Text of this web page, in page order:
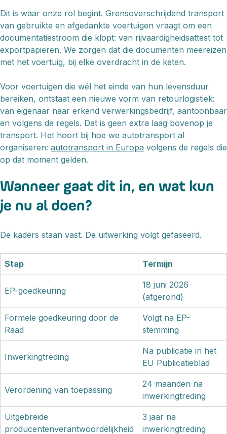
Dit is waar onze rol begint. Grensoverschrijdend transport
van gebruikte en afgedankte voertuigen vraagt om een
documentatiestroom die klopt: van rijvaardigheidsattest tot
exportpapieren. We zorgen dat die documenten meereizen
met het voertuig, bij elke overdracht in de keten.
Voor voertuigen die wél het einde van hun levensduur
bereiken, ontstaat een nieuwe vorm van retourlogistiek:
van eigenaar naar erkend verwerkingsbedrijf, aantoonbaar
en volgens de regels. Dat is geen extra laag bovenop je
transport. Het hoort bij hoe we autotransport al
organiseren: autotransport in Europa volgens de regels die
op dat moment gelden.
Wanneer gaat dit in, en wat kun
je nu al doen?
De kaders staan vast. De uitwerking volgt gefaseerd.
Stap Termijn
EP-goedkeuring
18 juni 2026
(afgerond)
Formele goedkeuring door de
Raad
Volgt na EP-
stemming
Inwerkingtreding
Na publicatie in het
EU Publicatieblad
Verordening van toepassing
24 maanden na
inwerkingtreding
Uitgebreide
producentenverantwoordelijkheid
3 jaar na
inwerkingtreding